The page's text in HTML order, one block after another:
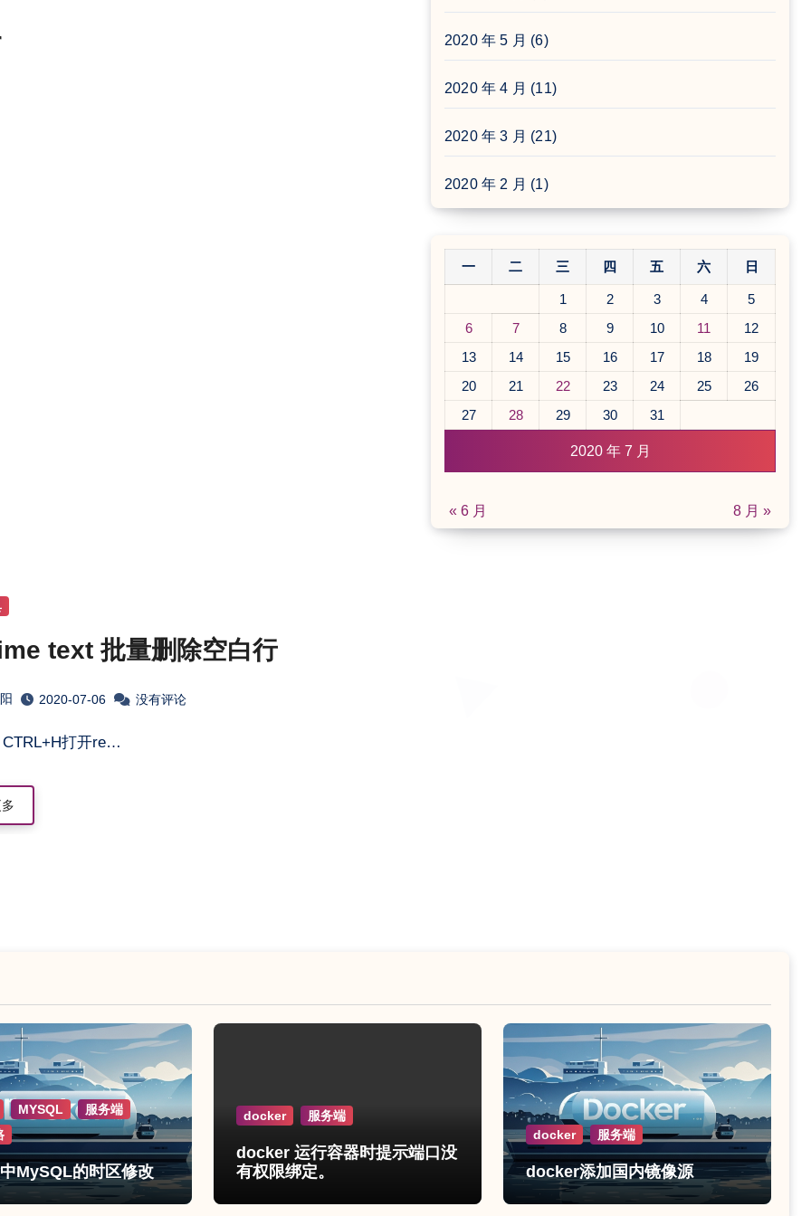
text 批量删除空白行
2020-07-06 没有评论
CTRL+H打开re…
2020 年 5 月 (6)
2020 年 4 月 (11)
2020 年 3 月 (21)
2020 年 2 月 (1)
2020 年 7 月
一 二 三 四 五 六 日
1 2 3 4
5
6
7 8 9 10 11
12
13
14 15 16 17 18
19
20
21 22 23 24 25
26
27
28 29 30 31
« 6 月 8 月 »
MYSQL
服务端
MySQL的时区修改
docker 服务端
docker 运行容器时提示端口没
有权限绑定。
docker 服务端
docker添加国内镜像源